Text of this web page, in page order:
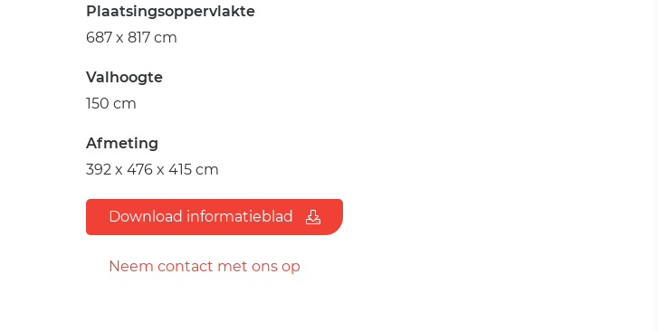
Plaatsingsoppervlakte
687 x 817 cm
Valhoogte
150 cm
Afmeting
392 x 476 x 415 cm
Download informatieblad
Neem contact met ons op